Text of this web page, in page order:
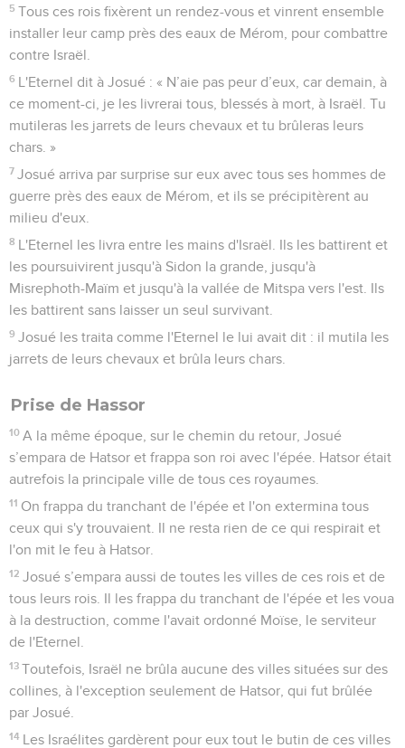
5 Tous ces rois fixèrent un rendez-vous et vinrent ensemble
installer leur camp près des eaux de Mérom, pour combattre
contre Israël.
6 L'Eternel dit à Josué : « N’aie pas peur d’eux, car demain, à
ce moment-ci, je les livrerai tous, blessés à mort, à Israël. Tu
mutileras les jarrets de leurs chevaux et tu brûleras leurs
chars. »
7 Josué arriva par surprise sur eux avec tous ses hommes de
guerre près des eaux de Mérom, et ils se précipitèrent au
milieu d'eux.
8 L'Eternel les livra entre les mains d'Israël. Ils les battirent et
les poursuivirent jusqu'à Sidon la grande, jusqu'à
Misrephoth-Maïm et jusqu'à la vallée de Mitspa vers l'est. Ils
les battirent sans laisser un seul survivant.
9 Josué les traita comme l'Eternel le lui avait dit : il mutila les
jarrets de leurs chevaux et brûla leurs chars.
Prise de Hassor
10 A la même époque, sur le chemin du retour, Josué
s’empara de Hatsor et frappa son roi avec l'épée. Hatsor était
autrefois la principale ville de tous ces royaumes.
11 On frappa du tranchant de l'épée et l'on extermina tous
ceux qui s'y trouvaient. Il ne resta rien de ce qui respirait et
l'on mit le feu à Hatsor.
12 Josué s’empara aussi de toutes les villes de ces rois et de
tous leurs rois. Il les frappa du tranchant de l'épée et les voua
à la destruction, comme l'avait ordonné Moïse, le serviteur
de l'Eternel.
13 Toutefois, Israël ne brûla aucune des villes situées sur des
collines, à l'exception seulement de Hatsor, qui fut brûlée
par Josué.
14 Les Israélites gardèrent pour eux tout le butin de ces villes